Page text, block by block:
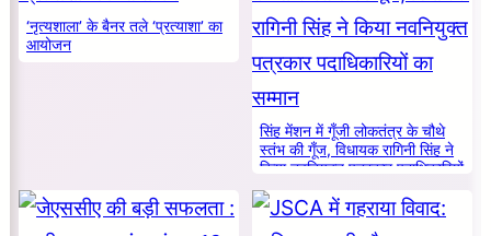
‘नृत्यशाला’ के बैनर तले ‘प्रत्याशा’ का
आयोजन
सिंह मेंशन में गूँजी लोकतंत्र के चौथे
स्तंभ की गूँज, विधायक रागिनी सिंह ने
किया नवनियुक्त पत्रकार पदाधिकारियों
का सम्मान